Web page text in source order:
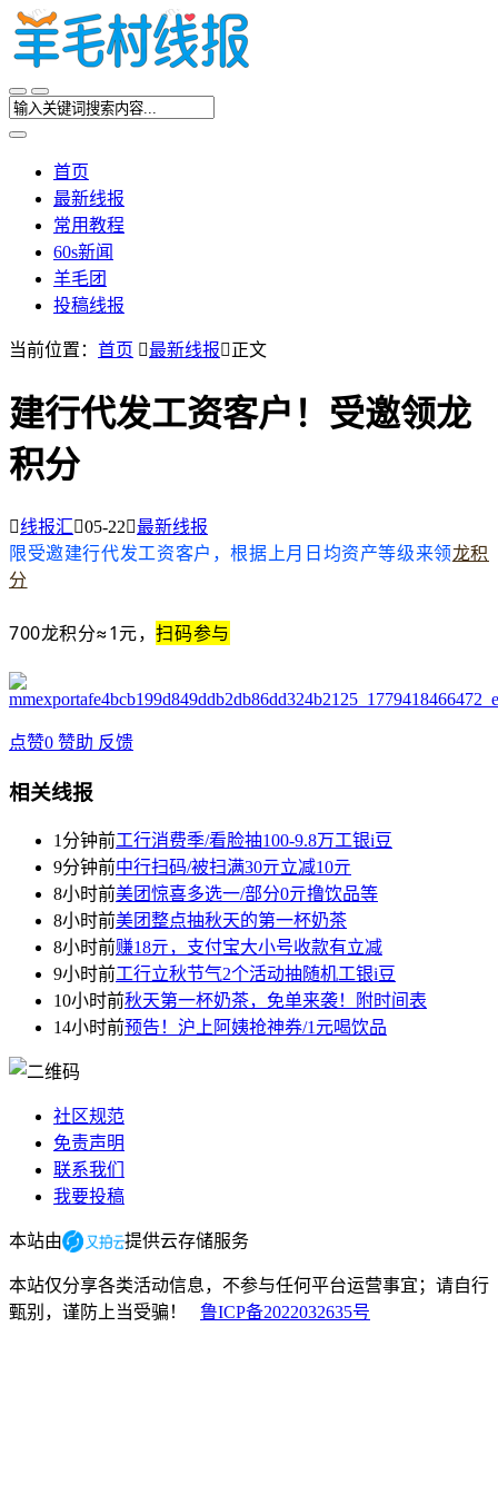
首页
最新线报
常用教程
60s新闻
羊毛团
投稿线报
当前位置： 首页 最新线报正文
建行代发工资客户！受邀领龙
积分
线报汇05-22最新线报
限受邀建行代发工资客户，根据上月日均资产等级来领龙积
分
700龙积分≈1元，扫码参与
点赞0 赞助 反馈
相关线报
1分钟前工行消费季/看脸抽100-9.8万工银i豆
9分钟前中行扫码/被扫满30亓立减10亓
8小时前美团惊喜多选一/部分0亓撸饮品等
8小时前美团整点抽秋天的第一杯奶茶
8小时前赚18亓，支付宝大小号收款有立减
9小时前工行立秋节气2个活动抽随机工银i豆
10小时前秋天第一杯奶茶，免单来袭！附时间表
14小时前预告！沪上阿姨抢神券/1元喝饮品
社区规范
免责声明
联系我们
我要投稿
本站由 提供云存储服务
本站仅分享各类活动信息，不参与任何平台运营事宜；请自行
甄别，谨防上当受骗！
鲁ICP备2022032635号